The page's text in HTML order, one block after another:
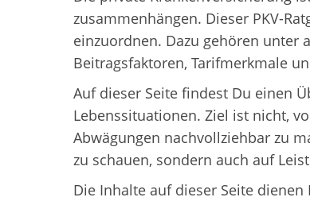
zusammenhängen. Dieser PKV-
einzuordnen. Dazu gehören unter
Beitragsfaktoren, Tarifmerkmale
Auf dieser Seite findest Du einen
Lebenssituationen. Ziel ist nicht,
Abwägungen nachvollziehbar zu
zu schauen, sondern auch auf
Die Inhalte auf dieser Seite